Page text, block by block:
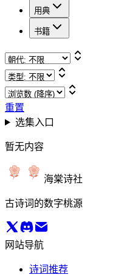
用典
书籍
重置
选集入口
暂无内容
海棠诗社
古诗词的数字桃源
网站导航
诗词推荐